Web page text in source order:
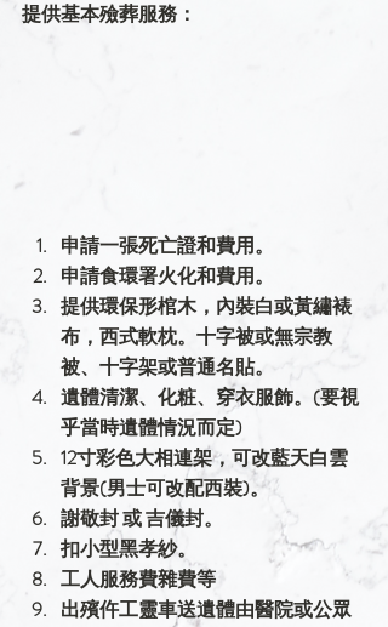
提供基本殮葬服務：
申請一張死亡證和費用。
申請食環署火化和費用。
提供環保形棺木，內裝白或黃繡裱
布，西式軟枕。十字被或無宗教
被、十字架或普通名貼。
遺體清潔、化粧、穿衣服飾。(要視
乎當時遺體情況而定)
12寸彩色大相連架，可改藍天白雲
背景(男士可改配西裝)。
謝敬封 或 吉儀封。
扣小型黑孝紗。
工人服務費雜費等
出殯仵工靈車送遺體由醫院或公眾